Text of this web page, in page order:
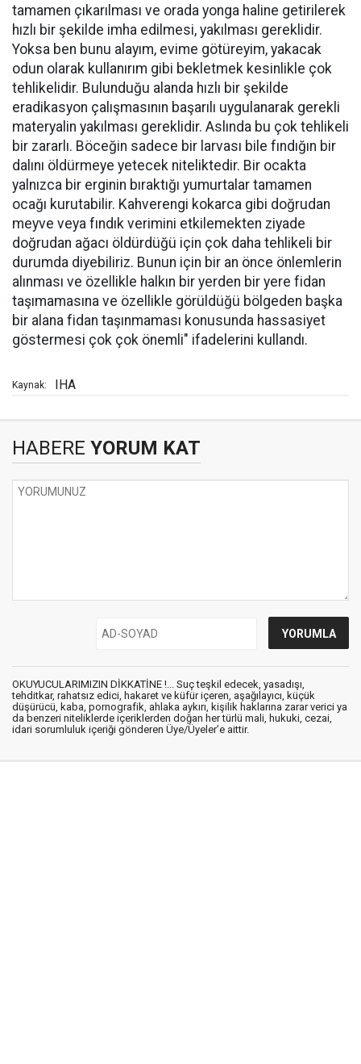
tamamen çıkarılması ve orada yonga haline getirilerek
hızlı bir şekilde imha edilmesi, yakılması gereklidir.
Yoksa ben bunu alayım, evime götüreyim, yakacak
odun olarak kullanırım gibi bekletmek kesinlikle çok
tehlikelidir. Bulunduğu alanda hızlı bir şekilde
eradikasyon çalışmasının başarılı uygulanarak gerekli
materyalin yakılması gereklidir. Aslında bu çok tehlikeli
bir zararlı. Böceğin sadece bir larvası bile fındığın bir
dalını öldürmeye yetecek niteliktedir. Bir ocakta
yalnızca bir erginin bıraktığı yumurtalar tamamen
ocağı kurutabilir. Kahverengi kokarca gibi doğrudan
meyve veya fındık verimini etkilemekten ziyade
doğrudan ağacı öldürdüğü için çok daha tehlikeli bir
durumda diyebiliriz. Bunun için bir an önce önlemlerin
alınması ve özellikle halkın bir yerden bir yere fidan
taşımamasına ve özellikle görüldüğü bölgeden başka
bir alana fidan taşınmaması konusunda hassasiyet
göstermesi çok çok önemli" ifadelerini kullandı.
Kaynak: IHA
HABERE YORUM KAT
OKUYUCULARIMIZIN DİKKATİNE !... Suç teşkil edecek, yasadışı,
tehditkar, rahatsız edici, hakaret ve küfür içeren, aşağılayıcı, küçük
düşürücü, kaba, pornografik, ahlaka aykırı, kişilik haklarına zarar verici ya
da benzeri niteliklerde içeriklerden doğan her türlü mali, hukuki, cezai,
idari sorumluluk içeriği gönderen Üye/Üyeler’e aittir.